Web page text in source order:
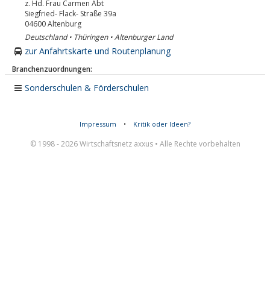
z. Hd. Frau Carmen Abt
Siegfried- Flack- Straße 39a
04600Altenburg
Deutschland • Thüringen • Altenburger Land
zur Anfahrtskarte und Routenplanung
Branchenzuordnungen:
Sonderschulen & Förderschulen
Impressum • Kritik oder Ideen?
© 1998 - 2026 Wirtschaftsnetz axxus • Alle Rechte vorbehalten